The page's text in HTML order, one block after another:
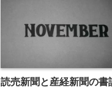
読売新聞と産経新聞の書